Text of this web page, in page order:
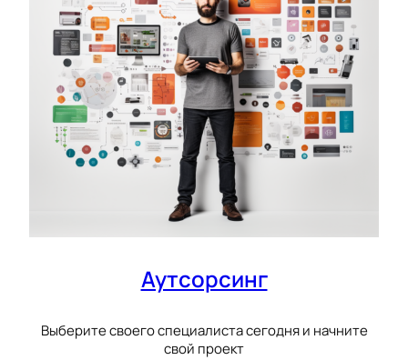
Аутсорсинг
Выберите своего специалиста сегодня и начните
свой проект